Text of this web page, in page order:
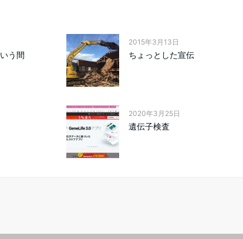
う間
2015年3月13日
ちょっとした宣伝
2020年3月25日
遺伝子検査